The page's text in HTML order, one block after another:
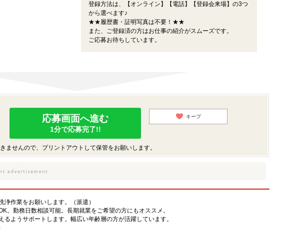
登録方法は、【オンライン】【電話】【登録会来場】の3つ
から選べます♪
★★履歴書・証明写真は不要！★★
また、ご登録済の方はお仕事の紹介がスムーズです。
ご応募お待ちしています。
応募画面へ進む
1分で応募完了!!
キープ
ませんので、プリントアウトして保管をお願いします。
浄作業をお願いします。（派遣）
。勤務日数相談可能。長期就業をご希望の方にもオススメ。
るようサポートします。幅広い年齢層の方が活躍しています。